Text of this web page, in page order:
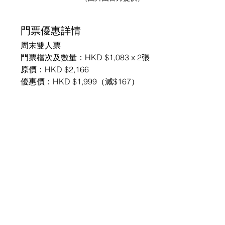
門票優惠詳情
周末雙人票
門票檔次及數量：HKD $1,083 x 2張
原價：HKD $2,166
優惠價：HKD $1,999（減$167）